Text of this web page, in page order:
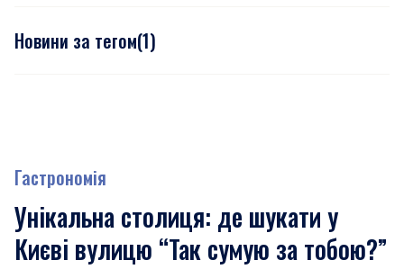
Новини за тегом(1)
Гастрономія
Унікальна столиця: де шукати у
Києві вулицю “Так сумую за тобою?”